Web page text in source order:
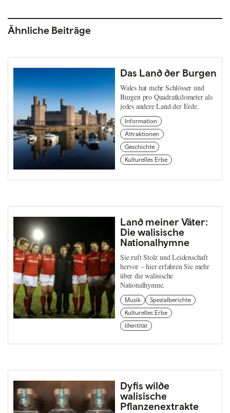
Ähnliche Beiträge
Das Land der Burgen
Wales hat mehr Schlösser und
Burgen pro Quadratkilometer als
jedes andere Land der Erde.
Information
Attraktionen
Geschichte
Kulturelles Erbe
Land meiner Väter:
Die walisische
Nationalhymne
Sie ruft Stolz und Leidenschaft
hervor – hier erfahren Sie mehr
über die walisische
Nationalhymne.
Musik
Spezialberichte
Kulturelles Erbe
Identität
Dyfis wilde
walisische
Pflanzenextrakte